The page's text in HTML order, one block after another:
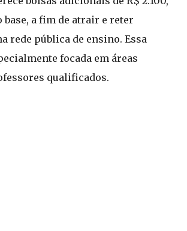
base, a fim de atrair e reter
rede pública de ensino. Essa
focada em áreas
qualificados.